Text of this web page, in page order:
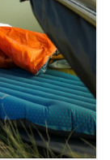
chasse aux
s’y
Malgré son
fait plutôt
en quilt.
un quilt… qui